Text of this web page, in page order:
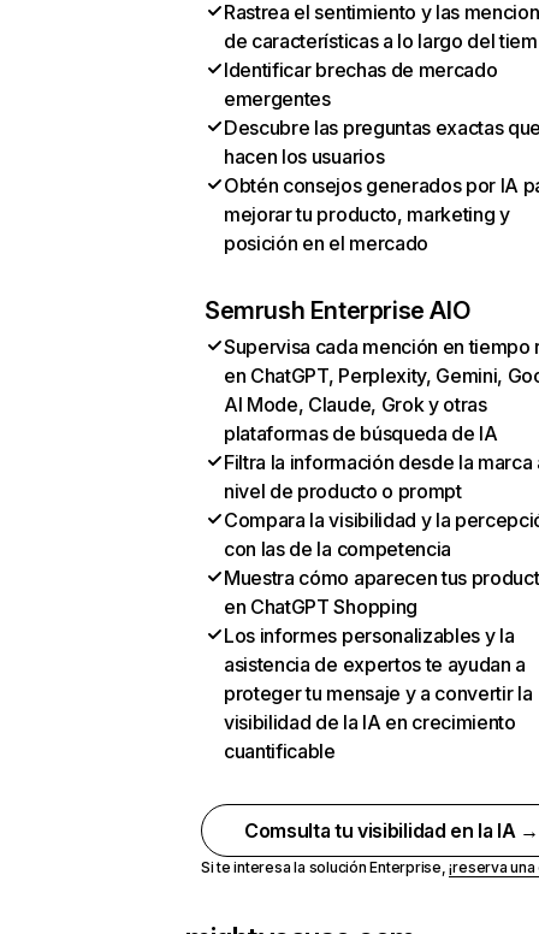
Rastrea el sentimiento y las
de características a lo largo del
Identificar brechas de mercado
emergentes
Descubre las preguntas exactas
hacen los usuarios
Obtén consejos generados por IA
mejorar tu producto, marketing y
posición en el mercado
Semrush Enterprise AIO
Supervisa cada mención en tiempo
en ChatGPT, Perplexity, Gemini,
AI Mode, Claude, Grok y otras
plataformas de búsqueda de IA
Filtra la información desde la marca
nivel de producto o prompt
Compara la visibilidad y la
con las de la competencia
Muestra cómo aparecen tus
en ChatGPT Shopping
Los informes personalizables y la
asistencia de expertos te ayudan a
proteger tu mensaje y a convertir la
visibilidad de la IA en crecimiento
cuantificable
Comsulta tu visibilidad en la IA →
Si te interesa la solución Enterprise,¡reserva